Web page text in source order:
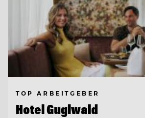
TOP ARBEITGEBER
Hotel Guglwald